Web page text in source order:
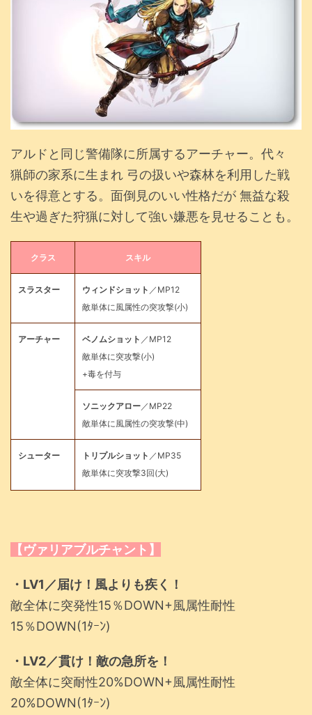
アルドと同じ警備隊に所属するアーチャー。代々
猟師の家系に生まれ 弓の扱いや森林を利用した戦
いを得意とする。面倒見のいい性格だが 無益な殺
生や過ぎた狩猟に対して強い嫌悪を見せることも。
クラス スキル
スラスター ウィンドショット ／MP12
敵単体に風属性の突攻撃(小)
アーチャー ベノムショット ／MP12
敵単体に突攻撃(小)
+毒を付与
ソニックアロー／MP22
敵単体に風属性の突攻撃(中)
シューター トリプルショット ／MP35
敵単体に突攻撃3回(大)
【ヴァリアブルチャント】
・LV1／届け！風よりも疾く！
敵全体に突発性15％DOWN+風属性耐性
15％DOWN(1ﾀｰﾝ)
・LV2／貫け！敵の急所を！
敵全体に突耐性20%DOWN+風属性耐性
20%DOWN(1ﾀｰﾝ)